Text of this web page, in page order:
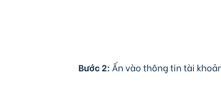
Bước 2: Ấn vào thông tin tài